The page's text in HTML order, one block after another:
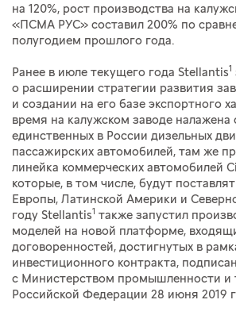
на 120%, рост производства на
«ПСМА РУС» составил 200% по
полугодием прошлого года.
Ранее в июле текущего года Stellantis1
о расширении стратегии развития
и создании на его базе экспортного
время на калужском заводе налажена
единственных в России дизельных
пассажирских автомобилей, там же
линейка коммерческих автомобилей
которые, в том числе, будут
Европы, Латинской Америки и
году Stellantis1 также запустил
моделей на новой платформе,
договоренностей, достигнутых в
инвестиционного контракта,
с Министерством промышленности и
Российской Федерации 28 июня 2019